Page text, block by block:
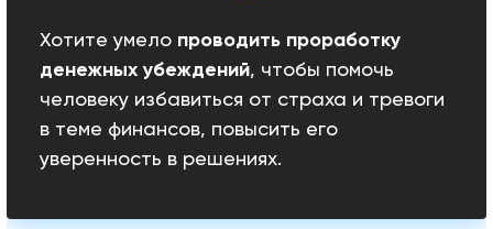
Хотите умело проводить проработку
денежных убеждений, чтобы помочь
человеку избавиться от страха и тревоги
в теме финансов, повысить его
уверенность в решениях.